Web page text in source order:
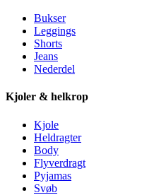
Bukser
Leggings
Shorts
Jeans
Nederdel
Kjoler & helkrop
Kjole
Heldragter
Body
Flyverdragt
Pyjamas
Svøb